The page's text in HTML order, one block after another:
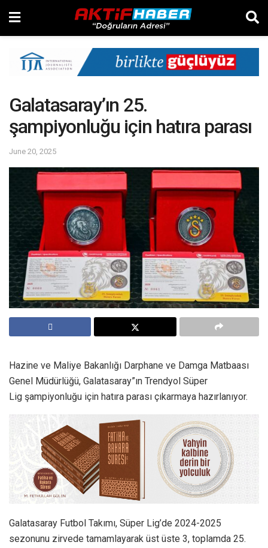
Galatasaray’ın 25.
şampiyonluğu için hatıra parası
June 20, 2025
Hazine ve Maliye Bakanlığı Darphane ve Damga Matbaası
Genel Müdürlüğü, Galatasaray”ın Trendyol Süper
Lig şampiyonluğu için hatıra parası çıkarmaya hazırlanıyor.
Galatasaray Futbol Takımı, Süper Lig’de 2024-2025
sezonunu zirvede tamamlayarak üst üste 3, toplamda 25.